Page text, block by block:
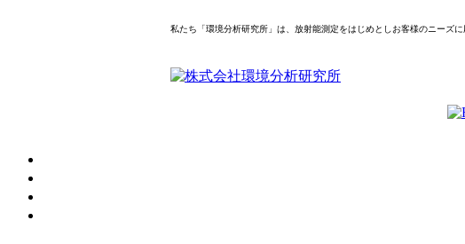
私たち「環境分析研究所」は、放射能測定をはじめとしお客様のニーズ